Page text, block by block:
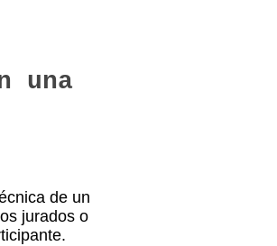
una
de un
jurados o